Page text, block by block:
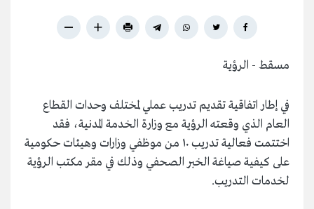
مسقط - الرؤية
في إطار اتفاقية تقديم تدريب عملي لمختلف وحدات القطاع
العام الذي وقعته الرؤية مع وزارة الخدمة المدنية، فقد
اختتمت فعالية تدريب ١٠ من موظفي وزارات وهيئات حكومية
على كيفية صياغة الخبر الصحفي وذلك في مقر مكتب الرؤية
لخدمات التدريب.